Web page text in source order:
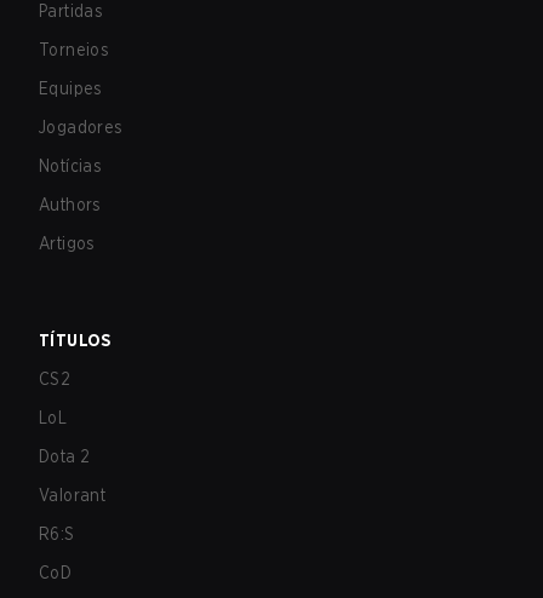
Partidas
Torneios
Equipes
Jogadores
Notícias
Authors
Artigos
TÍTULOS
CS2
LoL
Dota 2
Valorant
R6:S
CoD